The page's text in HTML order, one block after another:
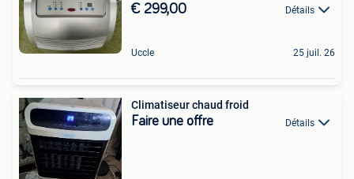
€ 299,00 Détails
Uccle 25 juil. 26
Climatiseur chaud froid
Faire une offre Détails